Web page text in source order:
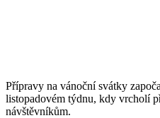
Přípravy na vánoční svátky
listopadovém týdnu, kdy vrcholí
návštěvníkům.